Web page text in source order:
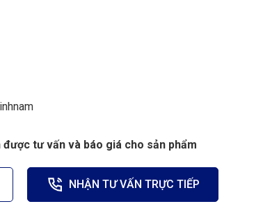
tư vấn và báo giá cho sản phẩm
NHẬN TƯ VẤN TRỰC TIẾP